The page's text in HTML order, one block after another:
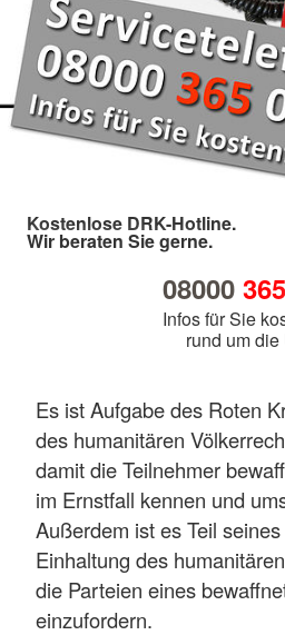
Kostenlose DRK-Hotline.
Wir beraten Sie gerne.
08000 365
Infos für Sie
rund um die
Es ist Aufgabe des Roten
des humanitären
damit die Teilnehmer
im Ernstfall kennen und
Außerdem ist es Teil
Einhaltung des
die Parteien eines
einzufordern.